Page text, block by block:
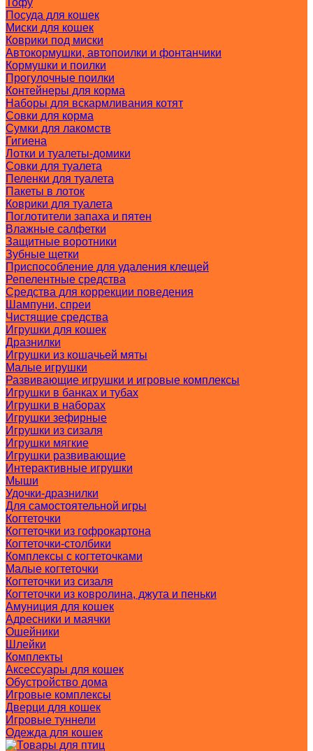
Тофу
Посуда для кошек
Миски для кошек
Коврики под миски
Автокормушки, автопоилки и фонтанчики
Кормушки и поилки
Прогулочные поилки
Контейнеры для корма
Наборы для вскармливания котят
Совки для корма
Сумки для лакомств
Гигиена
Лотки и туалеты-домики
Совки для туалета
Пеленки для туалета
Пакеты в лоток
Коврики для туалета
Поглотители запаха и пятен
Влажные салфетки
Защитные воротники
Зубные щетки
Приспособление для удаления клещей
Репелентные средства
Средства для коррекции поведения
Шампуни, спреи
Чистящие средства
Игрушки для кошек
Дразнилки
Игрушки из кошачьей мяты
Малые игрушки
Развивающие игрушки и игровые комплексы
Игрушки в банках и тубах
Игрушки в наборах
Игрушки зефирные
Игрушки из сизаля
Игрушки мягкие
Игрушки развивающие
Интерактивные игрушки
Мыши
Удочки-дразнилки
Для самостоятельной игры
Когтеточки
Когтеточки из гофрокартона
Когтеточки-столбики
Комплексы с когтеточками
Малые когтеточки
Когтеточки из сизаля
Когтеточки из ковролина, джута и пеньки
Амуниция для кошек
Адресники и маячки
Ошейники
Шлейки
Комплекты
Аксессуары для кошек
Обустройство дома
Игровые комплексы
Дверци для кошек
Игровые туннели
Одежда для кошек